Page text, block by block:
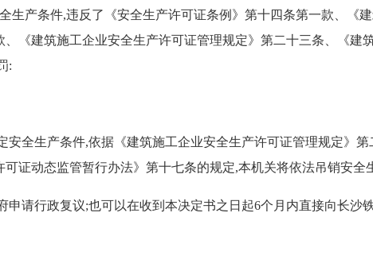
产条件,违反了《安全生产许可证条例》第十四条第一款、《
《建筑施工企业安全生产许可证管理规定》第二十三条、《建
:
全生产条件,依据《建筑施工企业安全生产许可证管理规定》
证动态监管暂行办法》第十七条的规定,本机关将依法吊销安全
请行政复议;也可以在收到本决定书之日起6个月内直接向长沙